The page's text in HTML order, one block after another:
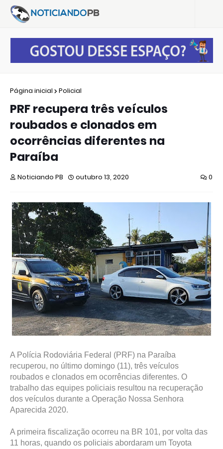
Página inicial Policial
PRF recupera três veículos
roubados e clonados em
ocorrências diferentes na
Paraíba
Noticiando PB outubro 13, 2020 0
A Polícia Rodoviária Federal (PRF) na Paraíba
recuperou, no último domingo (11), três veículos
roubados e clonados em ocorrências diferentes. O
trabalho das equipes policiais resultou na recuperação
dos veículos durante a Operação Nossa Senhora
Aparecida 2020.
A primeira fiscalização ocorreu na BR 101, por volta das
11 horas, quando os policiais abordaram um Toyota